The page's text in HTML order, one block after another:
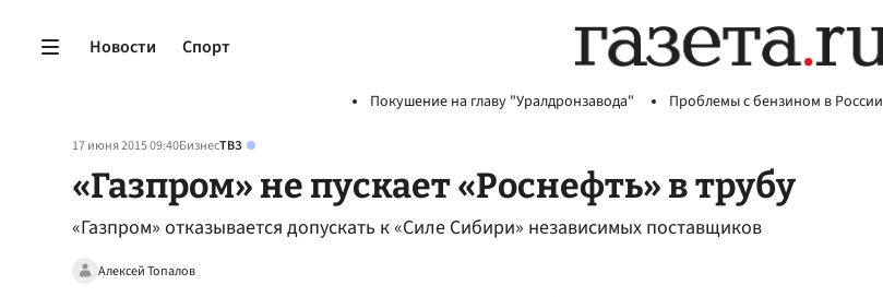
Новости Спорт
Покушение на главу "Уралдронзавода" Проблемы с бензином в России
17 июня 2015 09:40БизнесТВЗ
«Газпром» не пускает «Роснефть» в трубу
«Газпром» отказывается допускать к «Силе Сибири» независимых поставщиков
Алексей Топалов